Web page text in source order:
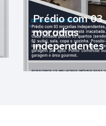
Prédio com 03
moradias
independentes